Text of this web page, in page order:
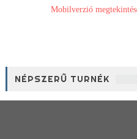
Mobilverzió
NÉPSZERŰ TURNÉK